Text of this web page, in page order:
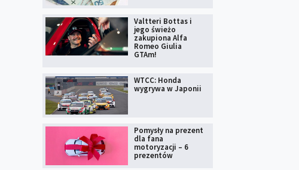
Valtteri Bottas i
jego świeżo
zakupiona Alfa
Romeo Giulia
GTAm!
WTCC: Honda
wygrywa w Japonii
Pomysły na prezent
dla fana
motoryzacji – 6
prezentów